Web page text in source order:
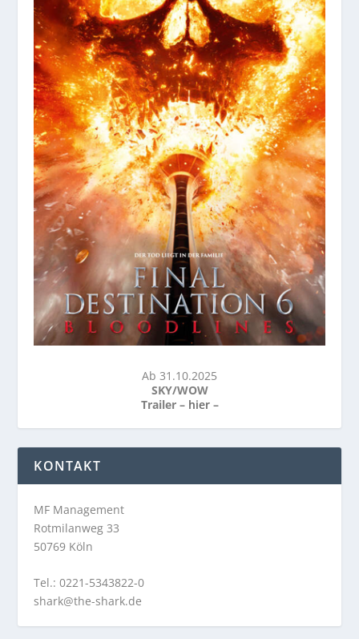
Ab 31.10.2025
SKY/WOW
Trailer – hier –
KONTAKT
MF Management
Rotmilanweg 33
50769 Köln
Tel.: 0221-5343822-0
shark@the-shark.de